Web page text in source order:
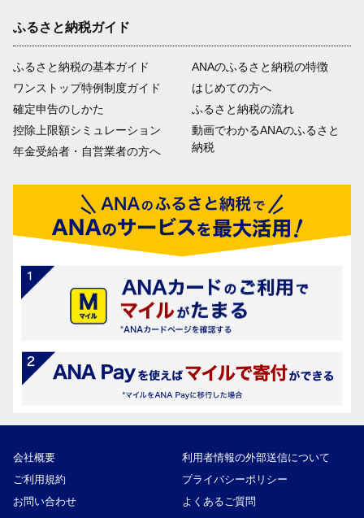
ふるさと納税ガイド
ふるさと納税の基本ガイド
ワンストップ特例制度ガイド
確定申告のしかた
控除上限額シミュレーション
年金受給者・自営業者の方へ
ANAのふるさと納税の特徴
はじめての方へ
ふるさと納税の流れ
動画でわかるANAのふるさと
納税
会社概要
利用者情報の外部送信について
ご利用規約
プライバシーポリシー
お問い合わせ
よくあるご質問